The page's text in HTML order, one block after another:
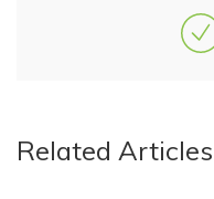
Related Articles